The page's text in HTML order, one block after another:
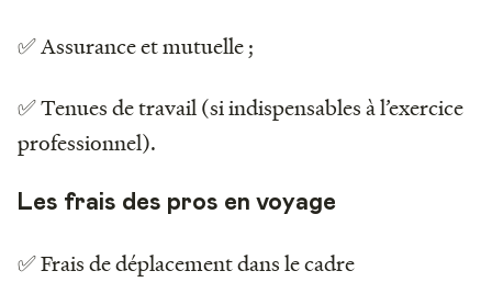
✅ Assurance et mutuelle ;
✅ Tenues de travail (si indispensables à l’exercice
professionnel).
Les frais des pros en voyage
✅ Frais de déplacement dans le cadre